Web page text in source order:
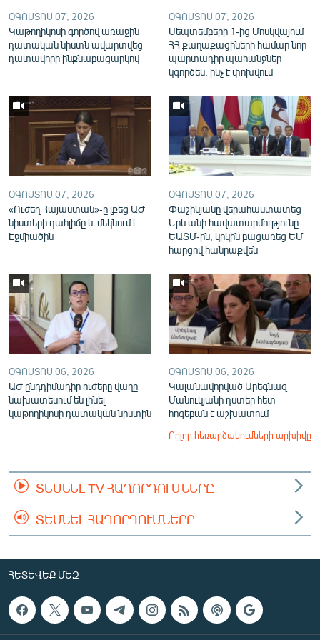
English
Русский
«Ազատության» բոլոր կայքերը
ՕԳՈՍՏՈՍ 07, 2026
Կաթողիկոսի գործով առաջին
դատական նիստն ավարտվեց
դատավորի ինքնաբացարկով
ՕԳՈՍՏՈՍ 07, 2026
Սեպտեմբերի 1-ից Մոսկվայում
ՀՀ քաղաքացիների համար նոր
պարտադիր պահանջներ
կգործեն. ինչ է փոխվում
ՕԳՈՍՏՈՍ 07, 2026
«Ուժեղ Հայաստան»-ը լքեց ԱԺ
նիստերի դահլիճը և մեկնում է
Էջմիածին
ՕԳՈՍՏՈՍ 07, 2026
Փաշինյանը վերահաստատեց
Երևանի հավատարմությունը
ԵԱՏՄ-ին, կրկին բացառեց ԵՄ
հարցով հանրաքվեն
ՕԳՈՍՏՈՍ 06, 2026
ԱԺ ընդդիմադիր ուժերը վաղը
նախատեսում են լինել
կաթողիկոսի դատական նիստին
ՕԳՈՍՏՈՍ 06, 2026
Կալանավորված Արեգնազ
Մանուկյանի դստեր հետ
հոգեբան է աշխատում
Բոլոր հեռարձակումների արխիվը
ՏԵՍՆԵԼ TV ՀԱՂՈՐԴՈՒՄՆԵՐԸ
ՏԵՍՆԵԼ ՀԱՂՈՐԴՈՒՄՆԵՐԸ
ՀԵՏԵՎԵՔ ՄԵԶ